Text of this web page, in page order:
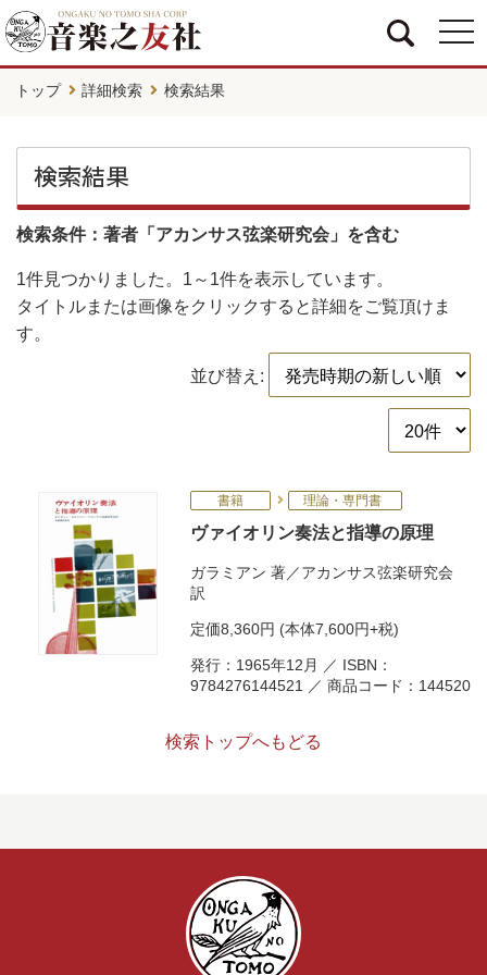
トップ 詳細検索 検索結果
検索結果
検索条件：著者「アカンサス弦楽研究会」を含む
1件見つかりました。 1～1件を表示しています。
タイトルまたは画像をクリックすると詳細をご覧頂けま
す。
並び替え:
書籍 理論・専門書
ヴァイオリン奏法と指導の原理
ガラミアン 著／アカンサス弦楽研究会
訳
定価8,360円 (本体7,600円+税)
発行：1965年12月 ／ ISBN：
9784276144521 ／ 商品コード：144520
検索トップへもどる